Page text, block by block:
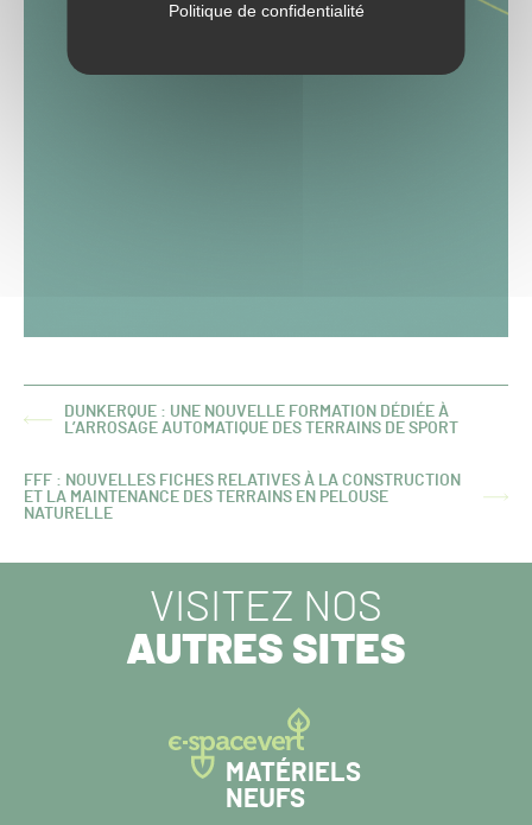
Politique de confidentialité
ARTICLE
DUNKERQUE : UNE NOUVELLE FORMATION DÉDIÉE À
L’ARROSAGE AUTOMATIQUE DES TERRAINS DE SPORT
ARTICLE
SUIVANT :
FFF : NOUVELLES FICHES RELATIVES À LA CONSTRUCTION
ET LA MAINTENANCE DES TERRAINS EN PELOUSE
NATURELLE
VISITEZ NOS
AUTRES SITES
MATÉRIELS
NEUFS